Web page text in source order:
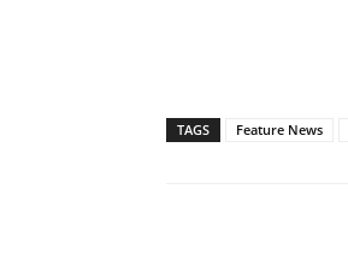
TAGS Feature News